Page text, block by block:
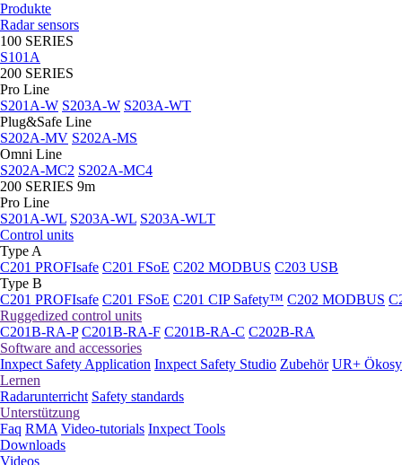
Produkte
Radar sensors
100 SERIES
S101A
200 SERIES
Pro Line
S201A-W S203A-W S203A-WT
Plug&Safe Line
S202A-MV S202A-MS
Omni Line
S202A-MC2 S202A-MC4
200 SERIES 9m
Pro Line
S201A-WL S203A-WL S203A-WLT
Control units
Type A
C201 PROFIsafe C201 FSoE C202 MODBUS C203 USB
Type B
C201 PROFIsafe C201 FSoE C201 CIP Safety™ C202 MODBUS
Ruggedized control units
C201B-RA-P C201B-RA-F C201B-RA-C C202B-RA
Software and accessories
Inxpect Safety Application Inxpect Safety Studio Zubehör UR+
Lernen
Radarunterricht Safety standards
Unterstützung
Faq RMA Video-tutorials Inxpect Tools
Downloads
Videos